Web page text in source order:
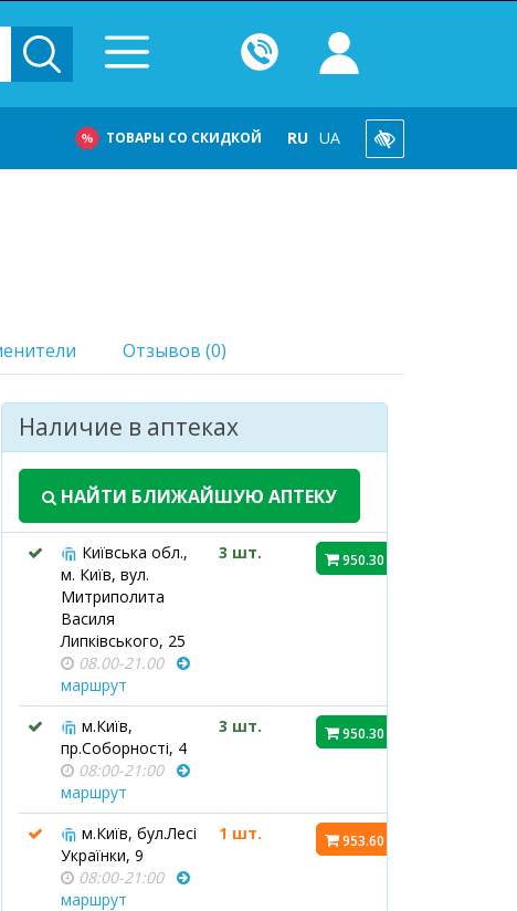
ТОВАРЫ СО СКИДКОЙ RU UA
Отзывов (0)
Наличие в аптеках
НАЙТИ БЛИЖАЙШУЮ АПТЕКУ
Київська обл.,
м. Київ, вул.
Митриполита
Василя
Липківського, 25
08.00-21.00
маршрут
3 шт. 950.30 ₴
м.Київ,
пр.Соборності, 4
08:00-21:00
маршрут
3 шт. 950.30 ₴
м.Київ, бул.Лесі
Українки, 9
08:00-21:00
маршрут
1 шт. 953.60 ₴